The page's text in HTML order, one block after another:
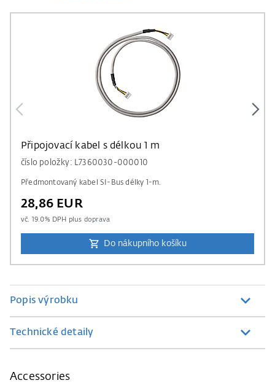
Připojovací kabel s délkou 1 m
číslo položky: L7360030-000010
Předmontovaný kabel SI-Bus délky 1-m.
28,86 EUR
vč. 19.0% DPH plus doprava
Do nákupního košíku
Popis výrobku
Technické detaily
Accessories